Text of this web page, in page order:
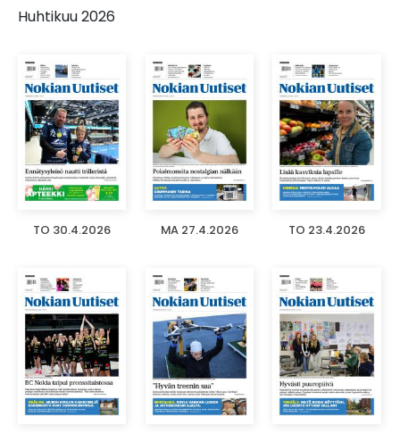
Huhtikuu 2026
TO 30.4.2026 MA 27.4.2026 TO 23.4.2026